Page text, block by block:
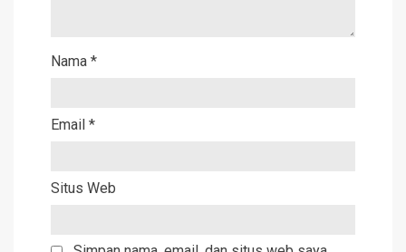
Nama *
Email *
Situs Web